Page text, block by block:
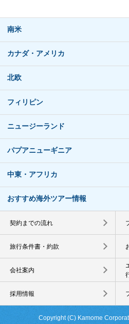
南米
カナダ・アメリカ
北欧
フィリピン
ニュージーランド
パプアニューギニア
中東・アフリカ
おすすめ海外ツアー情報
契約までの流れ
旅行条件書・約款
会社案内
採用情報
Copyright (C) Kamome